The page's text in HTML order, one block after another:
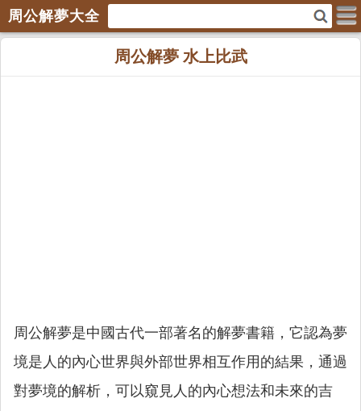
周公解夢大全
周公解夢 水上比武
周公解夢是中國古代一部著名的解夢書籍，它認為夢
境是人的內心世界與外部世界相互作用的結果，通過
對夢境的解析，可以窺見人的內心想法和未來的吉